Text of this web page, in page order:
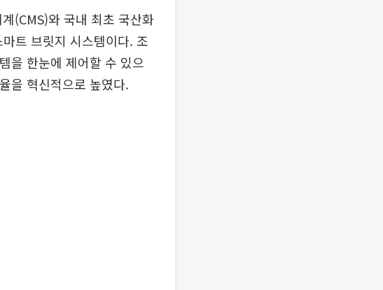
(CMS)와 국내 최초 국산화
트 브릿지 시스템이다. 조
을 한눈에 제어할 수 있으
을 혁신적으로 높였다.